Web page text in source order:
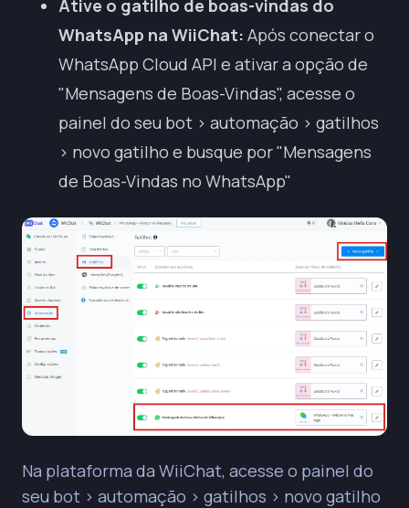
Ative o gatilho de boas-vindas do
WhatsApp na WiiChat: Após conectar o
WhatsApp Cloud API e ativar a opção de
"Mensagens de Boas-Vindas", acesse o
painel do seu bot > automação > gatilhos
> novo gatilho e busque por "Mensagens
de Boas-Vindas no WhatsApp"
Na plataforma da WiiChat, acesse o painel do
seu bot > automação > gatilhos > novo gatilho